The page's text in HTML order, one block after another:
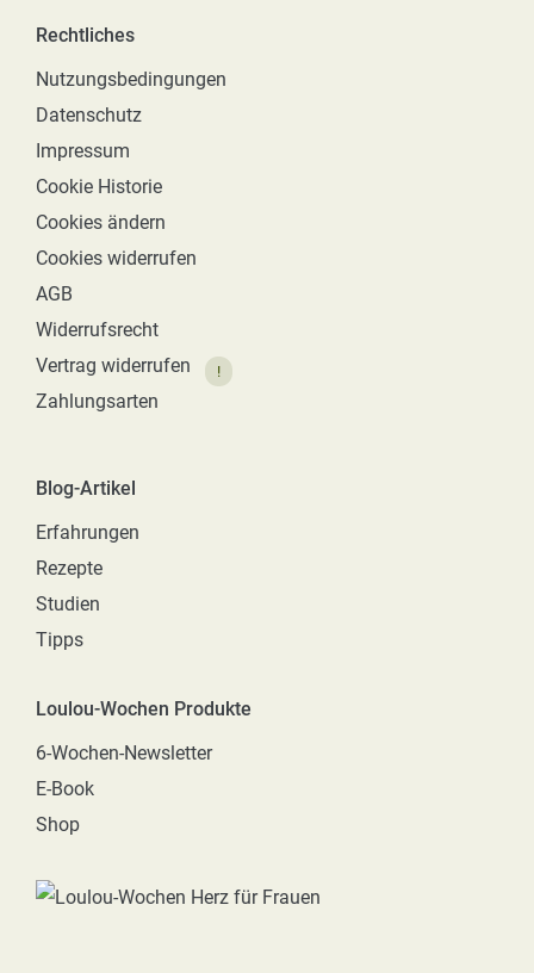
Rechtliches
Nutzungsbedingungen
Datenschutz
Impressum
Cookie Historie
Cookies ändern
Cookies widerrufen
AGB
Widerrufsrecht
Vertrag widerrufen
!
Zahlungsarten
Blog-Artikel
Erfahrungen
Rezepte
Studien
Tipps
Loulou-Wochen Produkte
6-Wochen-Newsletter
E-Book
Shop